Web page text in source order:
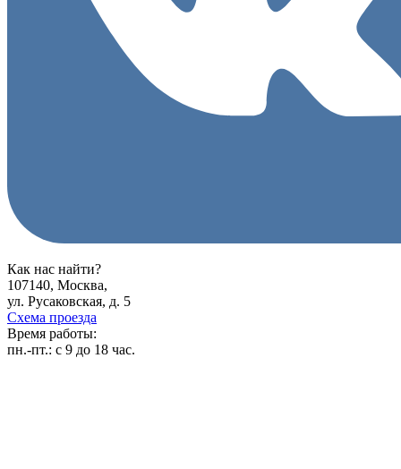
Как нас найти?
107140, Москва,
ул. Русаковская, д. 5
Схема проезда
Время работы:
пн.-пт.: с 9 до 18 час.